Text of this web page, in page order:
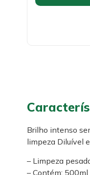
Brilho intenso
limpeza Diluível
– Limpeza
– Contém: